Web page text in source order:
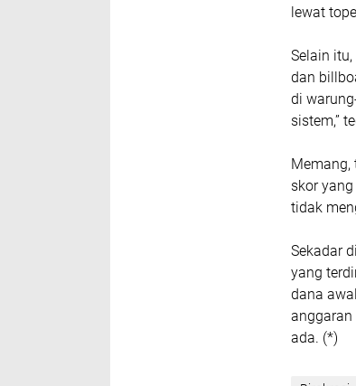
lewat
Selain
dan
di
sistem,”
Memang,
skor
tidak
Sekadar
yang
dana
anggaran
ada. (*)